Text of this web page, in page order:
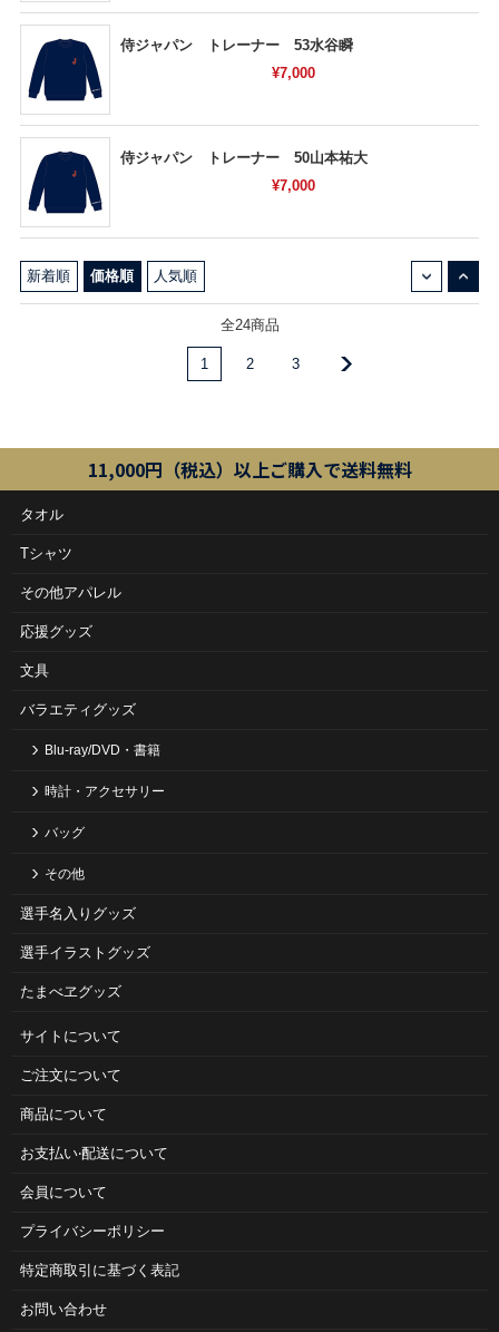
侍ジャパン トレーナー 53水谷瞬
¥7,000
侍ジャパン トレーナー 50山本祐大
¥7,000
新着順 価格順 人気順
全24商品
1 2 3
11,000円（税込）以上ご購入で送料無料
タオル
Tシャツ
その他アパレル
応援グッズ
文具
バラエティグッズ
Blu-ray/DVD・書籍
時計・アクセサリー
バッグ
その他
選手名入りグッズ
選手イラストグッズ
たまべヱグッズ
サイトについて
ご注⽂について
商品について
お⽀払い‧配送について
会員について
プライバシーポリシー
特定商取引に基づく表記
お問い合わせ